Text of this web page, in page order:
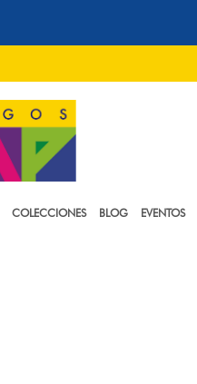
COLECCIONES BLOG EVENTOS